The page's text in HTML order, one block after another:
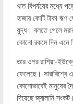
খাত বিপর্যয়ের মধ্যে
হাজার কোটি টাকা ঋণ
যুদ্ধ। বলতে গেলে
কোনো রকমে দিন এনে
তার ওপর রাশিয়া-
ফেলেছে। সারাবিশ্বে
কোনোভাবেই মানুষের
দিয়েছে জ্বালানি